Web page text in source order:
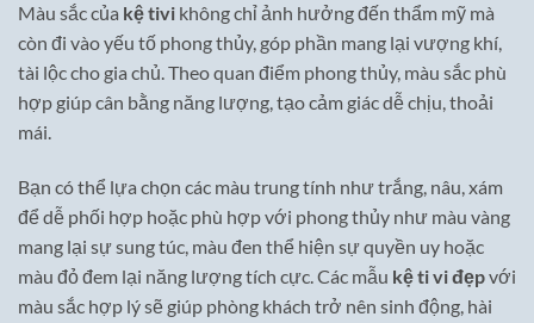
Màu sắc của kệ tivi không chỉ ảnh hưởng đến thẩm mỹ mà
còn đi vào yếu tố phong thủy, góp phần mang lại vượng khí,
tài lộc cho gia chủ. Theo quan điểm phong thủy, màu sắc phù
hợp giúp cân bằng năng lượng, tạo cảm giác dễ chịu, thoải
mái.
Bạn có thể lựa chọn các màu trung tính như trắng, nâu, xám
để dễ phối hợp hoặc phù hợp với phong thủy như màu vàng
mang lại sự sung túc, màu đen thể hiện sự quyền uy hoặc
màu đỏ đem lại năng lượng tích cực. Các mẫu kệ ti vi đẹpvới
màu sắc hợp lý sẽ giúp phòng khách trở nên sinh động, hài